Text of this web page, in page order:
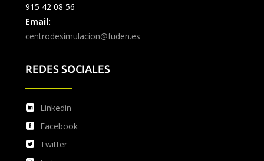
915 42 08 56
Email:
centrodesimulacion@fuden.es
REDES SOCIALES
Linkedin
Facebook
Twitter